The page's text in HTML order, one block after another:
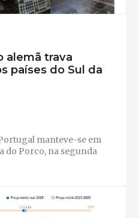
alemã trava
países do Sul da
manteve-se em
do Porco, na segunda